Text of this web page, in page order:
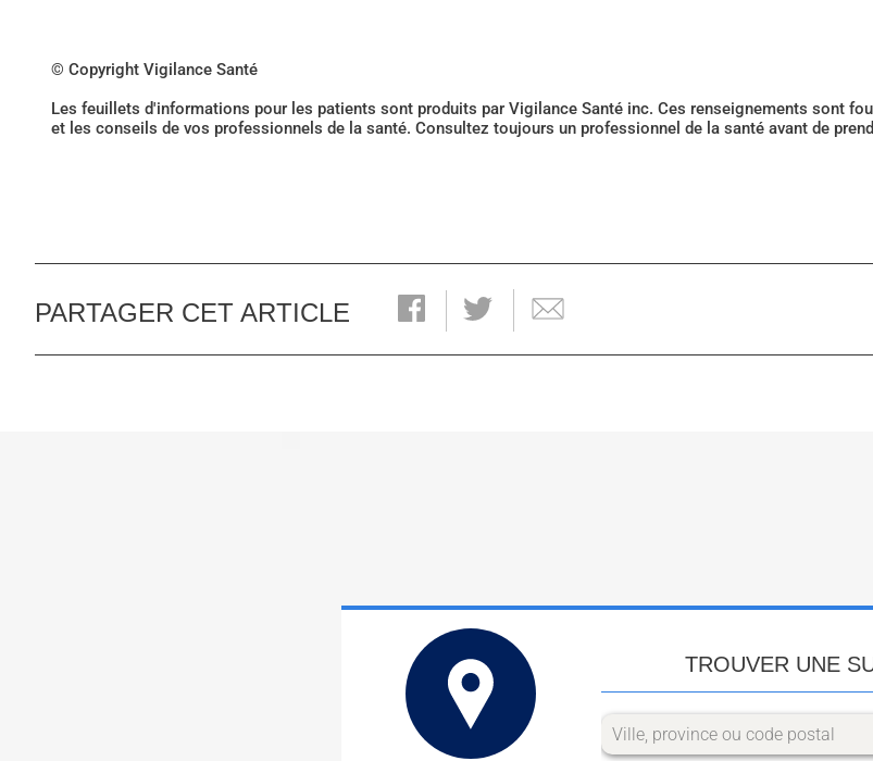
© Copyright Vigilance Santé
Les feuillets d'informations pour les patients sont produits par Vigilance Santé inc. Ces renseignements sont
et les conseils de vos professionnels de la santé. Consultez toujours un professionnel de la santé avant de
PARTAGER CET ARTICLE
TROUVER UNE